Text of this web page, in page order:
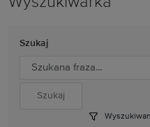
Szukaj